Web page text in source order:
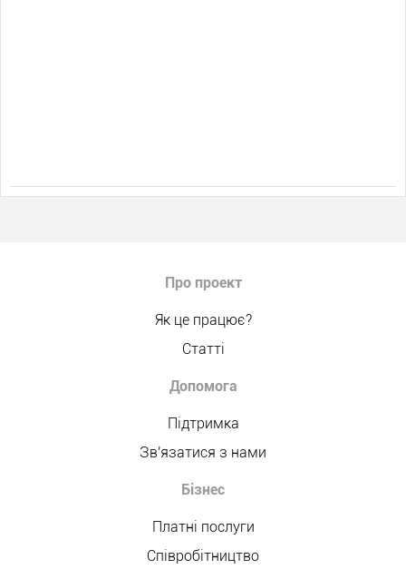
Про проект
Як це працює?
Статті
Допомога
Підтримка
Зв'язатися з нами
Бізнес
Платні послуги
Співробітництво